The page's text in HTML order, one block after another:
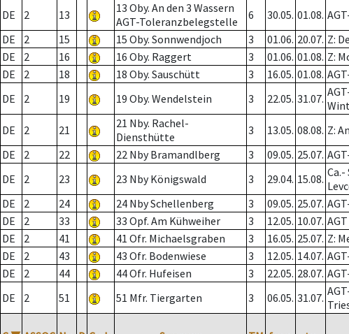
DE
2 13
13 Oby. An den 3 Wassern
AGT-Toleranzbelegstelle
6 30.05. 01.08.
DE
2 15 15 Oby. Sonnwendjoch 3 01.06. 20.07. Z:
DE
2 16 16 Oby. Raggert 3 01.06. 01.08. Z:
DE
2 18 18 Oby. Sauschütt 3 16.05. 01.08.
DE
2 19 19 Oby. Wendelstein 3 22.05. 31.07.
DE 2 21
21 Nby. Rachel-
Diensthütte
3 13.05. 08.08. Z:
DE
2 22 22 Nby Bramandlberg 3 09.05. 25.07.
DE
2 23 23 Nby Königswald 3 29.04. 15.08. Ca.-
DE
2 24 24 Nby Schellenberg 3 09.05. 25.07.
DE
2 33 33 Opf. Am Kühweiher 3 12.05. 10.07.
DE
2 41 41 Ofr. Michaelsgraben 3 16.05. 25.07. Z:
DE
2 43 43 Ofr. Bodenwiese 3 12.05. 14.07.
DE
2 44 44 Ofr. Hufeisen 3 22.05. 28.07.
DE
2 51 51 Mfr. Tiergarten 3 06.05. 31.07.